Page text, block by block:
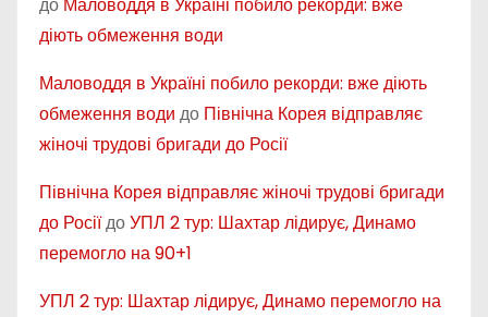
діють обмеження води
Маловоддя в Україні побило рекорди: вже діють
обмеження води до Північна Корея відправляє
жіночі трудові бригади до Росії
Північна Корея відправляє жіночі трудові бригади
до РосіїдоУПЛ 2 тур: Шахтар лідирує, Динамо
перемогло на 90+1
УПЛ 2 тур: Шахтар лідирує, Динамо перемогло на